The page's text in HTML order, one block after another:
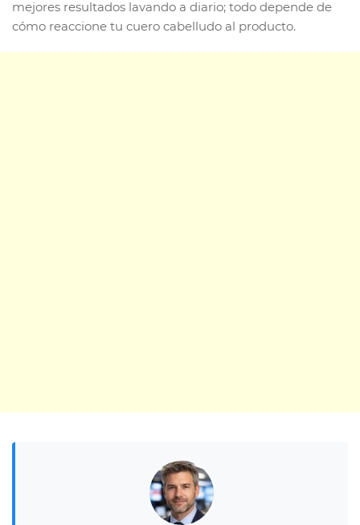
mejores resultados lavando a diario; todo depende de
cómo reaccione tu cuero cabelludo al producto.